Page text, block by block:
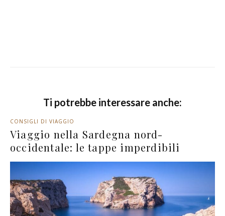
Ti potrebbe interessare anche:
CONSIGLI DI VIAGGIO
Viaggio nella Sardegna nord-
occidentale: le tappe imperdibili